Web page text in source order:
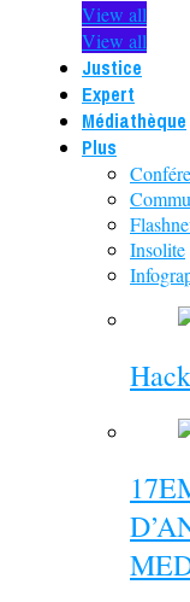
View all
View all
Justice
Expert
Médiathèque
Plus
Insolite